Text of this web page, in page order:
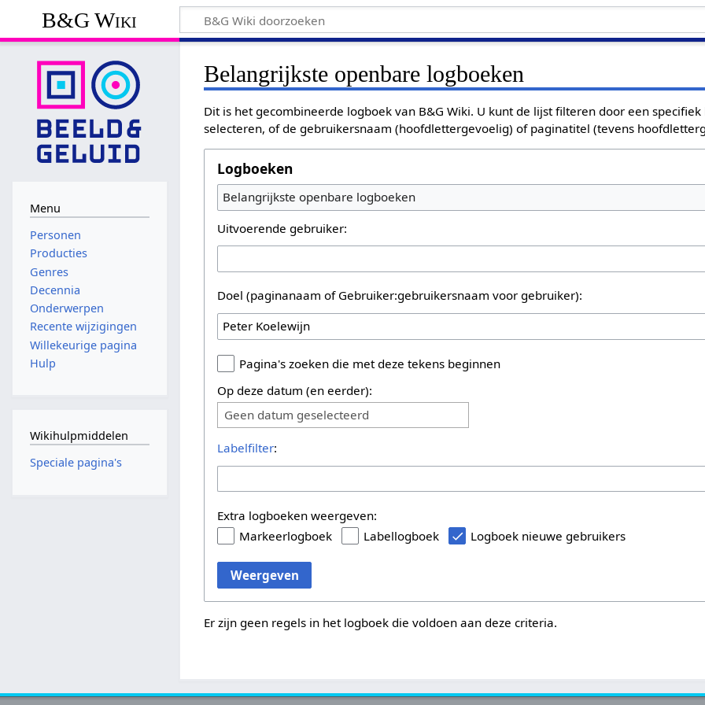
B&G Wiki
Belangrijkste openbare logboeken
Dit is het gecombineerde logboek van B&G Wiki. U kunt de lijst filteren door een
selecteren, of de gebruikersnaam (hoofdlettergevoelig) of paginatitel (tevens
Logboeken
Belangrijkste openbare logboeken
Uitvoerende gebruiker:
Doel (paginanaam of Gebruiker:gebruikersnaam voor gebruiker):
Pagina's zoeken die met deze tekens beginnen
Op deze datum (en eerder):
Geen datum geselecteerd
Labelfilter:
Extra logboeken weergeven:
Markeerlogboek
Labellogboek Logboek nieuwe gebruikers
Weergeven
Er zijn geen regels in het logboek die voldoen aan deze criteria.
Menu
Personen
Producties
Genres
Decennia
Onderwerpen
Recente wijzigingen
Willekeurige pagina
Hulp
Wikihulpmiddelen
Speciale pagina's